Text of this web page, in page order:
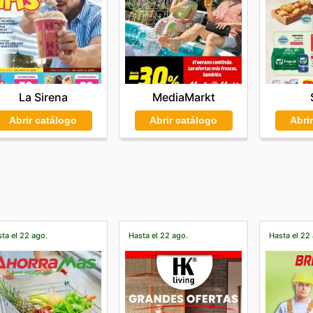
La Sirena
Abrir catálogo
MediaMarkt
Abrir catálogo
el 22 ago. Hasta el 22 ago. Hasta el 22